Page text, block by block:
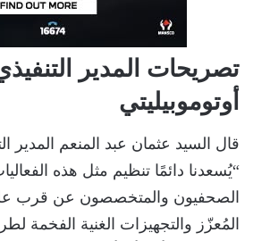
تصريحات المدير
أوتوموبيليتي
قال السيد عثمان عبد المنعم المدير
“يُسعدنا دائمًا تنظيم مثل هذه
الصحفيون والمتخصصون عن قرب
المُعزّز والتجهيزات الغنية الفخمة